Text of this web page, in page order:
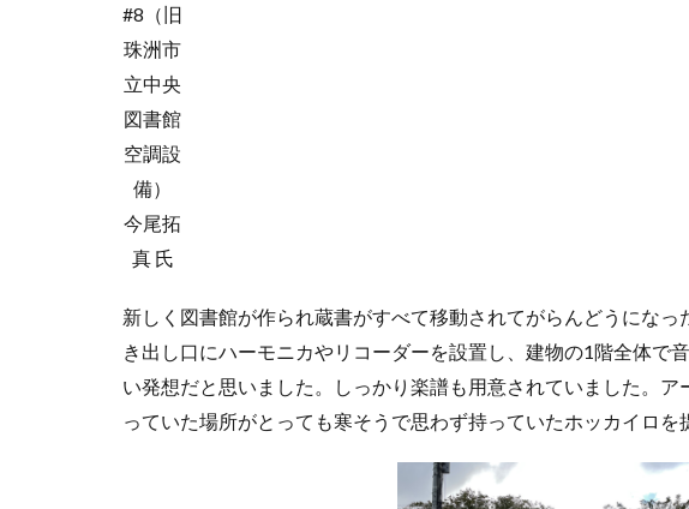
#8（旧
珠洲市
立中央
図書館
空調設
備）
今尾拓
真 氏
新しく図書館が作られ蔵書がすべて移動されてがらんどうにな
き出し口にハーモニカやリコーダーを設置し、建物の1階全体で
い発想だと思いました。しっかり楽譜も用意されていました。
っていた場所がとっても寒そうで思わず持っていたホッカイロを